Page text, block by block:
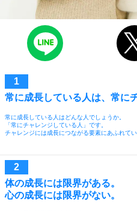
常に成長している人は、常に
常に成長している人はどんな人でしょうか。
「常にチャレンジしている人」です。
チャレンジには成長につながる要素にあふれてい
体の成長には限界がある。
心の成長には限界がない。